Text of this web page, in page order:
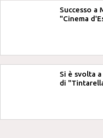
Successo a
"Cinema
Si è svolta
di